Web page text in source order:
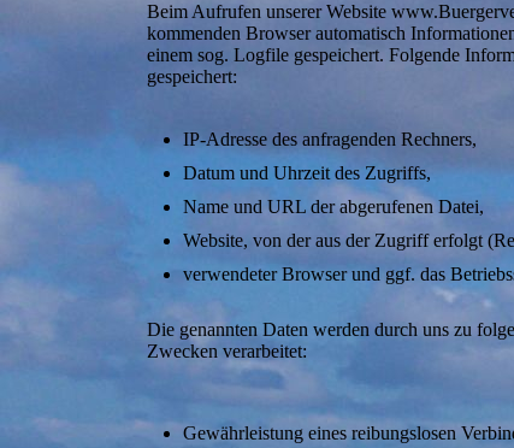
Beim Aufrufen unserer Website
kommenden Browser automatisch
einem sog. Logfile gespeichert. Folgende
gespeichert:
IP-Adresse des anfragenden Rechners,
Datum und Uhrzeit des Zugriffs,
Name und URL der abgerufenen Datei,
Website, von der aus der Zugriff erfolgt
verwendeter Browser und ggf. das
Die genannten Daten werden durch uns zu
Zwecken verarbeitet:
Gewährleistung eines reibungslosen